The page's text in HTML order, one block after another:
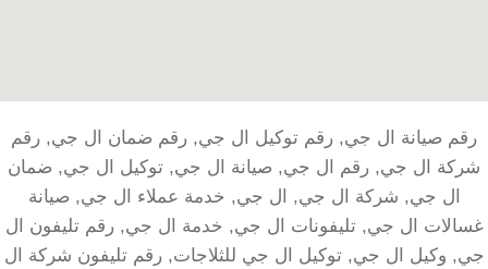
رقم صيانة ال جي, رقم توكيل ال جي, رقم ضمان ال جي, رقم
شركة ال جي, رقم ال جي, صيانة ال جي, توكيل ال جي, ضمان
ال جي, شركة ال جي, ال جي, خدمة عملاء ال جي, صيانة
غسالات ال جي, تليفونات ال جي, خدمة ال جي, رقم تليفون ال
جي, وكيل ال جي, توكيل ال جي للثلاجات, رقم تليفون شركة ال